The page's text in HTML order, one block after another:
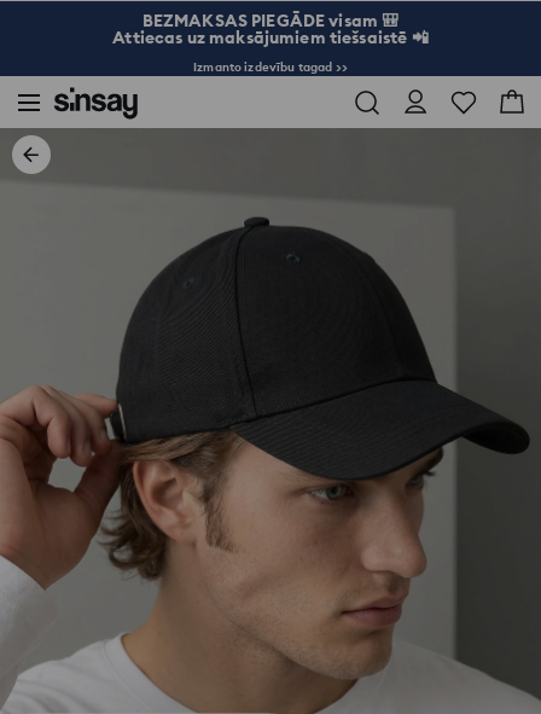
BEZMAKSAS PIEGĀDE visam 🎒
Attiecas uz maksājumiem tiešsaistē 📲
Izmanto izdevību tagad >>